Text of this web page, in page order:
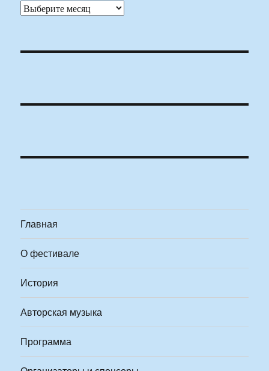
Архивы
Главная
О фестивале
История
Авторская музыка
Программа